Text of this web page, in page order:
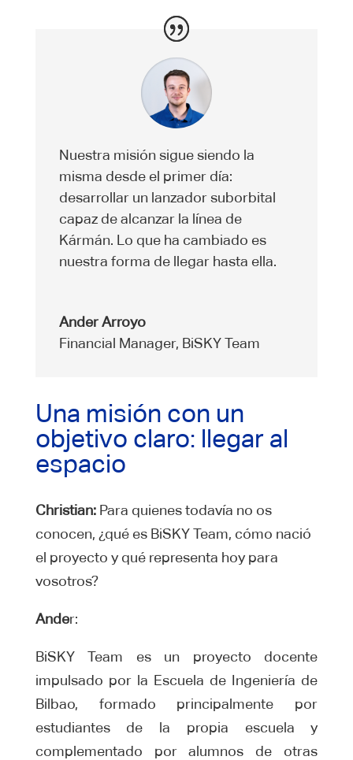
Nuestra misión sigue siendo la
misma desde el primer día:
desarrollar un lanzador suborbital
capaz de alcanzar la línea de
Kármán. Lo que ha cambiado es
nuestra forma de llegar hasta ella.
Ander Arroyo
Financial Manager, BiSKY Team
Una misión con un
objetivo claro: llegar al
espacio
Christian:Para quienes todavía no os
conocen, ¿qué es BiSKY Team, cómo nació
el proyecto y qué representa hoy para
vosotros?
Ander:
BiSKY Team es un proyecto docente
impulsado por la Escuela de Ingeniería de
Bilbao, formado principalmente por
estudiantes de la propia escuela y
complementado por alumnos de otras